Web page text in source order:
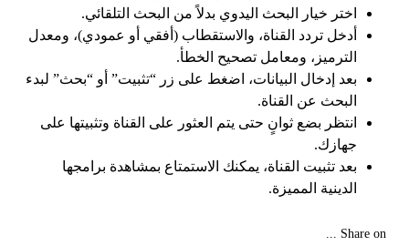
اختر خيار البحث اليدوي بدلاً من البحث التلقائي.
أدخل تردد القناة، والاستقطاب (أفقي أو عمودي)، ومعدل
الترميز، ومعامل تصحيح الخطأ.
بعد إدخال البيانات، اضغط على زر “تثبيت” أو “بحث” لبدء
البحث عن القناة.
انتظر بضع ثوانٍ حتى يتم العثور على القناة وتثبيتها على
جهازك.
بعد تثبيت القناة، يمكنك الاستمتاع بمشاهدة برامجها
الدينية المميزة.
Share on ...